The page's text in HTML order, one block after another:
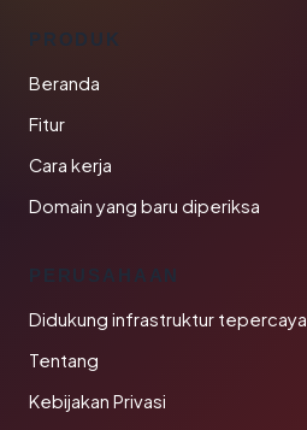
PRODUK
Beranda
Fitur
Cara kerja
Domain yang baru diperiksa
PERUSAHAAN
Didukung infrastruktur tepercaya
Tentang
Kebijakan Privasi